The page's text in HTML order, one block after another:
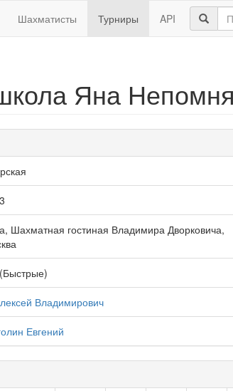
Шахматисты Турниры API
Яна
Шахматная гостиная Владимира Дворковича,
Владимирович
Евгений